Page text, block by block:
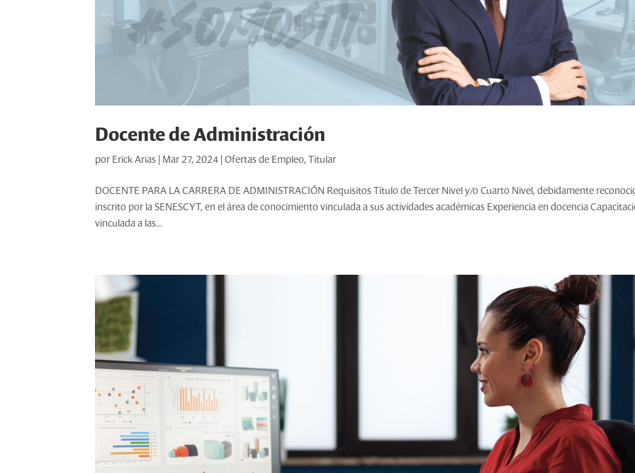
Docente de Administración
por Erick Arias Mar 27, 2024 |Ofertas de Empleo,Titular
DOCENTE PARA LA CARRERA DE ADMINISTRACIÓN Requisitos Título de Tercer Nivel y/o Cuarto Nivel, debidamente
inscrito por la SENESCYT, en el área de conocimiento vinculada a sus actividades académicas Experiencia en docencia
vinculada a las...